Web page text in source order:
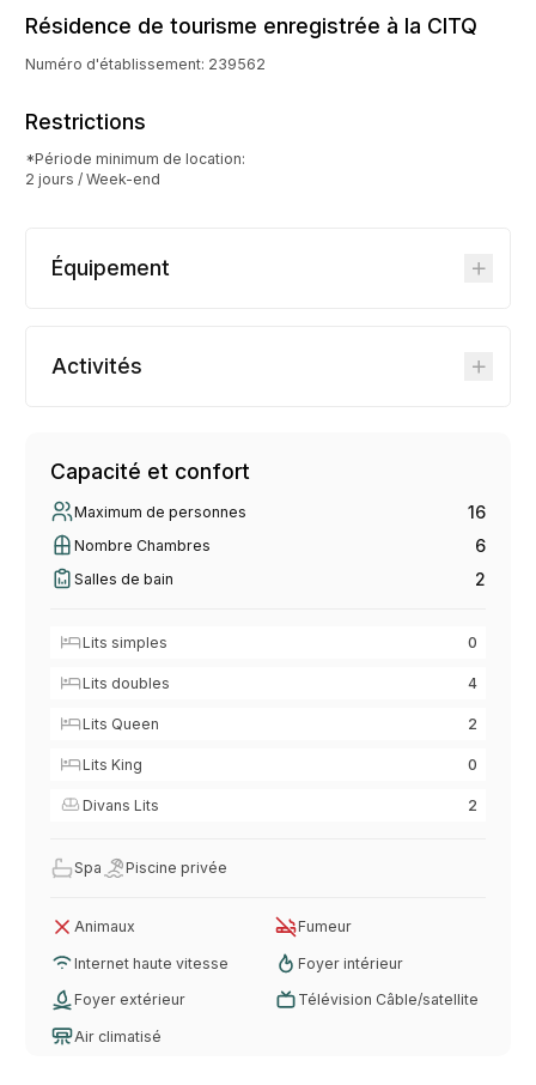
Résidence de tourisme enregistrée à la CITQ
Numéro d'établissement: 239562
Restrictions
*Période minimum de location:
2 jours / Week-end
Équipement
Activités
Capacité et confort
Maximum de personnes 16
Nombre Chambres 6
Salles de bain 2
Lits simples 0
Lits doubles 4
Lits Queen 2
Lits King 0
Divans Lits 2
Spa Piscine privée
Animaux Fumeur
Internet haute vitesse Foyer intérieur
Foyer extérieur Télévision Câble/satellite
Air climatisé